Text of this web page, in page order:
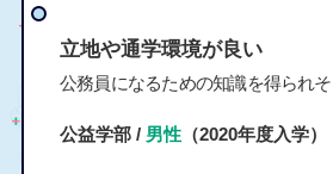
立地や通学環境が良い
公務員になるための知識を得られそ
公益学部 / 男性（2020年度入学）